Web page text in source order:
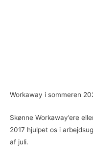
Workaway i sommeren
Skønne Workaway’ere
2017 hjulpet os i
af juli.